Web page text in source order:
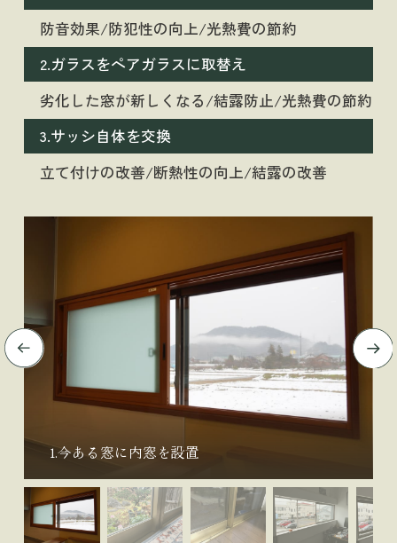
防音効果/防犯性の向上/光熱費の節約
2.ガラスをペアガラスに取替え
劣化した窓が新しくなる/結露防止/光熱費の節約
3.サッシ自体を交換
立て付けの改善/断熱性の向上/結露の改善
1.今ある窓に内窓を設置